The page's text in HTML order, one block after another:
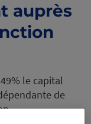
auprès
le capital
de